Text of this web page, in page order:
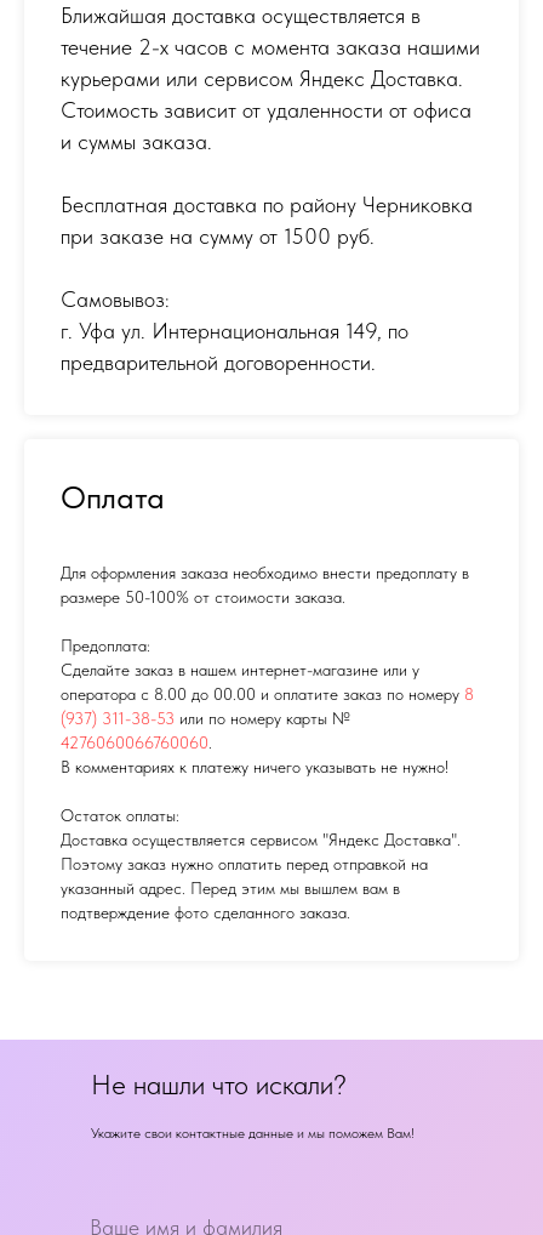
Ближайшая доставка осуществляется в
течение 2-х часов с момента заказа нашими
курьерами или сервисом Яндекс Доставка.
Стоимость зависит от удаленности от офиса
и суммы заказа.
Бесплатная доставка по району Черниковка
при заказе на сумму от 1500 руб.
Самовывоз:
г. Уфа ул. Интернациональная 149, по
предварительной договоренности.
Оплата
Для оформления заказа необходимо внести предоплату в
размере 50-100% от стоимости заказа.
Предоплата:
Сделайте заказ в нашем интернет-магазине или у
оператора с 8.00 до 00.00 и оплатите заказ по номеру 8
(937) 311-38-53 или по номеру карты №
4276060066760060
В комментариях к платежу ничего указывать не нужно!
Остаток оплаты:
Доставка осуществляется сервисом "Яндекс Доставка".
Поэтому заказ нужно оплатить перед отправкой на
указанный адрес. Перед этим мы вышлем вам в
подтверждение фото сделанного заказа.
Не нашли что искали?
Укажите свои контактные данные и мы поможем Вам!